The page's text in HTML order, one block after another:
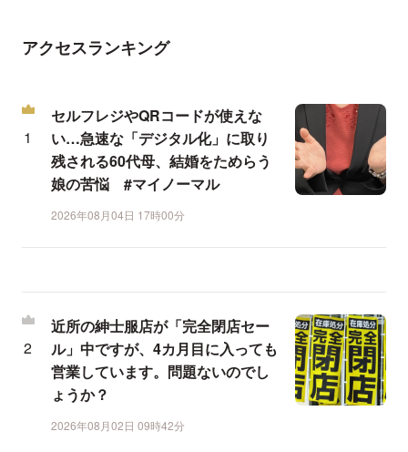
アクセスランキング
セルフレジやQRコードが使えな
い…急速な「デジタル化」に取り
残される60代母、結婚をためらう
娘の苦悩 #マイノーマル
2026年08月04日 17時00分
近所の紳士服店が「完全閉店セー
ル」中ですが、4カ月目に入っても
営業しています。問題ないのでし
ょうか？
2026年08月02日 09時42分